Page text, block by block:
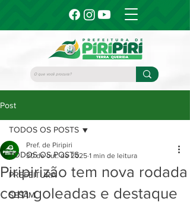
Post
TODOS OS POSTS
PREFEITURA
SESAM
TODOS OS POSTS
Piripirizão tem nova rodada
com goleadas e destaque
Pref. de Piripiri
30 de out. de 2025 1 min de leitura